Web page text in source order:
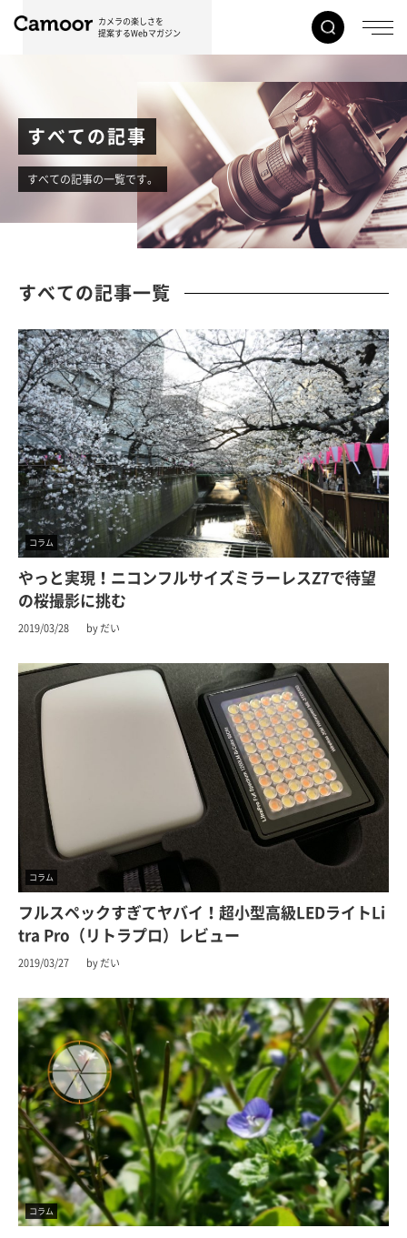
カメラの楽しさを
提案するWebマガジン
すべての記事
すべての記事の一覧です。
すべての記事一覧
コラム
やっと実現！ニコンフルサイズミラーレスZ7で待望
の桜撮影に挑む
2019/03/28 by だい
コラム
フルスペックすぎてヤバイ！超小型高級LEDライトLi
tra Pro（リトラプロ）レビュー
2019/03/27 by だい
コラム